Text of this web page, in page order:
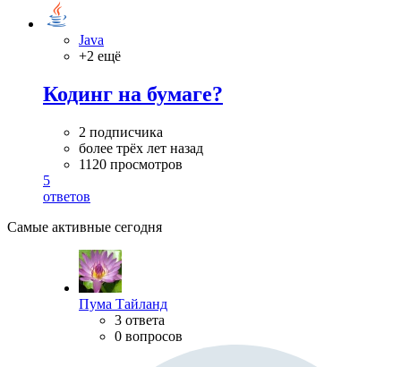
Java
+2 ещё
Кодинг на бумаге?
2 подписчика
более трёх лет назад
1120 просмотров
5
ответов
Самые активные сегодня
Пума Тайланд
3 ответа
0 вопросов